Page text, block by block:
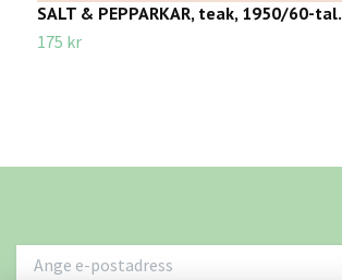
SALT & PEPPARKAR, teak, 1950/60-tal.
175 kr